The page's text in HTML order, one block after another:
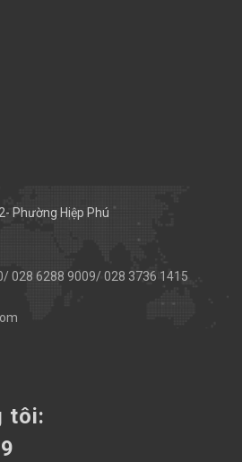
Phường Hiệp Phú
028 6288 9009/ 028 3736 1415
tôi: